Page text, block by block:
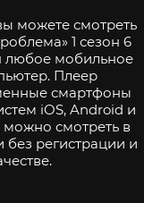
можете смотреть
1 сезон 6
любое мобильное
Плеер
смартфоны
iOS, Android и
смотреть в
без регистрации и